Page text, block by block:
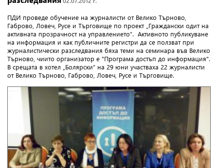
ПДИ проведе обучение на журналисти от Велико Търново,
Габрово, Ловеч, Русе и Търговище по проект „Граждански одит на
активната прозрачност на управлението”. Активното публикуване
на информация и как публичните регистри да се ползват при
журналистически разследвания бяха теми на семинара във Велико
Търново, чиито организатор е "Програма достъп до информация".
В срещата в хотел „Болярски” на 29 юни участваха 22 журналисти
от Велико Търново, Габрово, Ловеч, Русе и Търговище.